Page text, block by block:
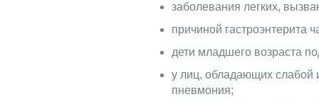
заболевания легких,
причиной гастроэнтерита
дети младшего возраста
у лиц, обладающих слабой
пневмония;